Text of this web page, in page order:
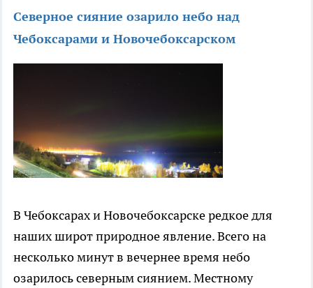
Северное сияние озарило небо над
Чебоксарами и Новочебоксарском
В Чебоксарах и Новочебоксарске редкое для
наших широт природное явление. Всего на
несколько минут в вечернее время небо
озарилось северным сиянием. Местному